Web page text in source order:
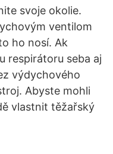
svoje okolie.
ventilom
ho nosí. Ak
respirátoru seba aj
výdychového
Abyste mohli
vlastnit těžařský